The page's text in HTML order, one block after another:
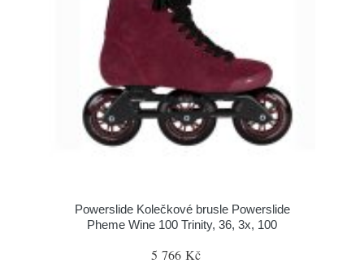
Powerslide Kolečkové brusle Powerslide
Pheme Wine 100 Trinity, 36, 3x, 100
5 766 Kč